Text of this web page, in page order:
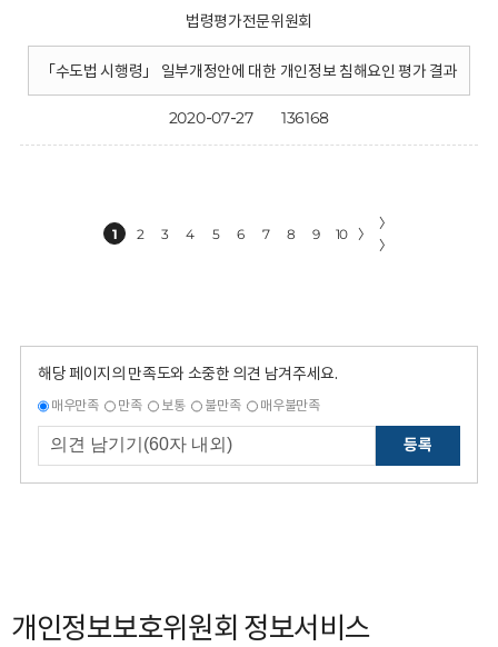
법령평가전문위원회
「수도법 시행령」 일부개정안에 대한 개인정보 침해요인 평가 결과
2020-07-27 136168
1 2 3 4 5 6 7 8 9 10 〉
〉
〉
해당 페이지의 만족도와 소중한 의견 남겨주세요.
매우만족 만족 보통 불만족 매우불만족
등록
개인정보보호위원회 정보서비스